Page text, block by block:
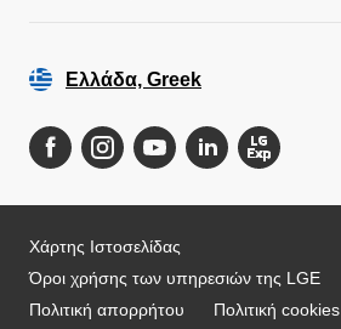
Ελλάδα, Greek
Χάρτης Ιστοσελίδας
Όροι χρήσης των υπηρεσιών της LGE
Πολιτική απορρήτου
Πολιτική cookies